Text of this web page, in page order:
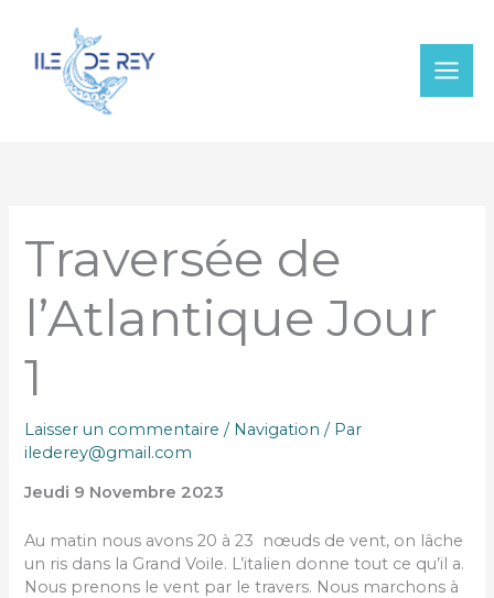
contenu
Traversée de
l’Atlantique Jour
1
Laisser un commentaire / Navigation / Par
ilederey@gmail.com
Jeudi 9 Novembre 2023
Au matin nous avons 20 à 23 nœuds de vent, on lâche
un ris dans la Grand Voile. L’italien donne tout ce qu’il a.
Nous prenons le vent par le travers. Nous marchons à